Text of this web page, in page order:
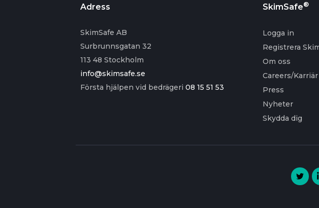
Adress
SkimSafe AB
Surbrunnsgatan 32
113 48 Stockholm
info@skimsafe.se
Första hjälpen vid bedrägeri 08 15 51 53
SkimSafe®
Logga in
Registrera
Om oss
Careers/Karriär
Press
Nyheter
Skydda dig